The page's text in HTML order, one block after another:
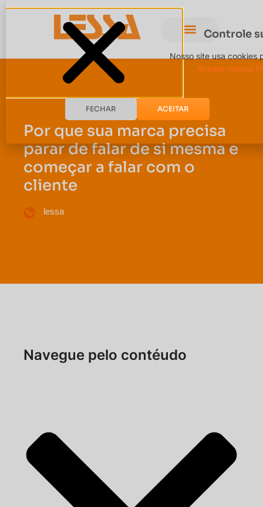
Por que sua marca precisa
parar de falar de si mesma e
começar a falar com o
cliente
lessa
Navegue pelo contéudo
Controle
Nosso site usa cookies
Acesse nossas
FECHAR ACEITAR